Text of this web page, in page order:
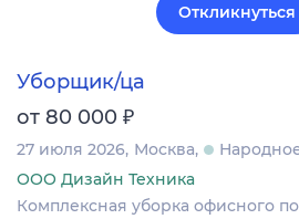
Откликнуться
Уборщик/ца
от 80 000 ₽
27 июля 2026 Москва
ООО Дизайн Техника
Комплексная уборка офисного